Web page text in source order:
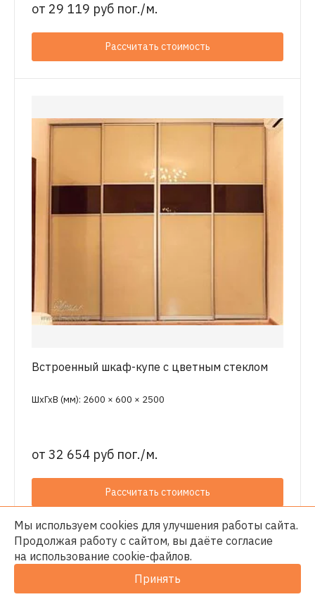
от 29 119 руб пог./м.
Рассчитать стоимость
Встроенный шкаф-купе с цветным стеклом
ШхГхВ (мм): 2600 × 600 × 2500
от 32 654 руб пог./м.
Рассчитать стоимость
Мы используем cookies для улучшения работы сайта.
Продолжая работу с сайтом, вы даёте согласие
на использование cookie-файлов.
Принять